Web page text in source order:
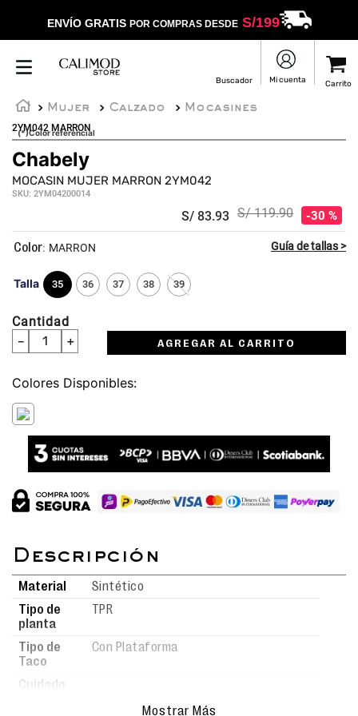
ENVÍO GRATIS POR COMPRAS DESDES/199
Mujer Calzado
Mocasines
2YM042 MARRON
(*)Color referencial
Chabely
MOCASIN MUJER MARRON 2YM042
SKU: 2YM04200014
S/ 83.93 S/ 119.90 30 %
Talla 35 36 37 38 39
: MARRON
Cantidad
＋
－ AGREGAR AL CARRITO
Colores
Material
Sintético
Tipo de
planta
TPR
Tipo de
Taco
Con Plataforma
Cuidado
óptimas condiciones, límpialos con
Mostrar Más